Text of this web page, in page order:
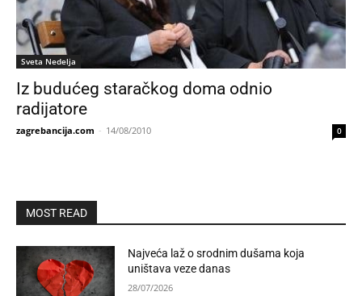
Sveta Nedelja
Iz budućeg staračkog doma odnio
radijatore
zagrebancija.com - 14/08/2010 0
MOST READ
Najveća laž o srodnim dušama koja
uništava veze danas
28/07/2026